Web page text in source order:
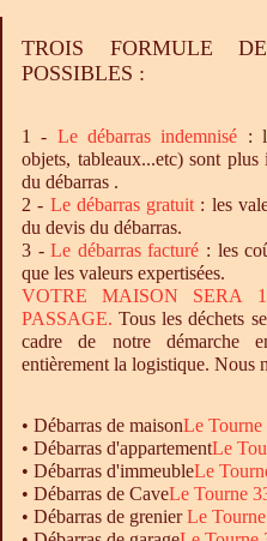
TROIS FORMULE
POSSIBLES :
1 - Ledébarras indemnisé :
objets, tableaux...etc) sont
du débarras .
2 - Le débarrasgratuit : les
du devis du débarras.
3 -Le débarrasfacturé : les
que les valeurs expertisées.
VOTRE MAISON SERA
PASSAGE. Tous les déchets
cadre de notre démarche
entièrement la logistique. Nous
• Débarras de maisonLe Tourne
• Débarras d'appartementLe
• Débarras d'immeubleLe
• Débarras de CaveLe Tourne
• Débarras de grenierLe